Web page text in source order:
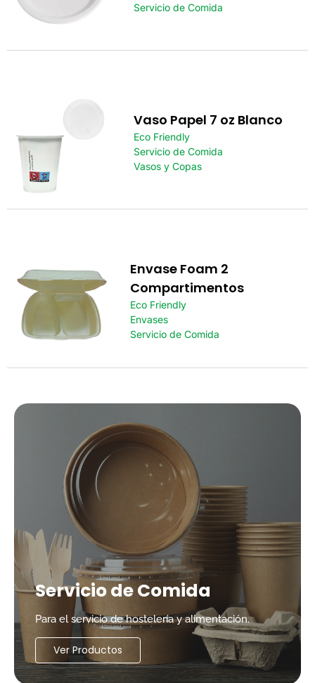
Servicio de Comida
Vaso Papel 7 oz Blanco
Eco Friendly
Servicio de Comida
Vasos y Copas
Envase Foam 2
Compartimentos
Eco Friendly
Envases
Servicio de Comida
Servicio de Comida
Para el servicio de hostelería y alimentación.
Ver Productos